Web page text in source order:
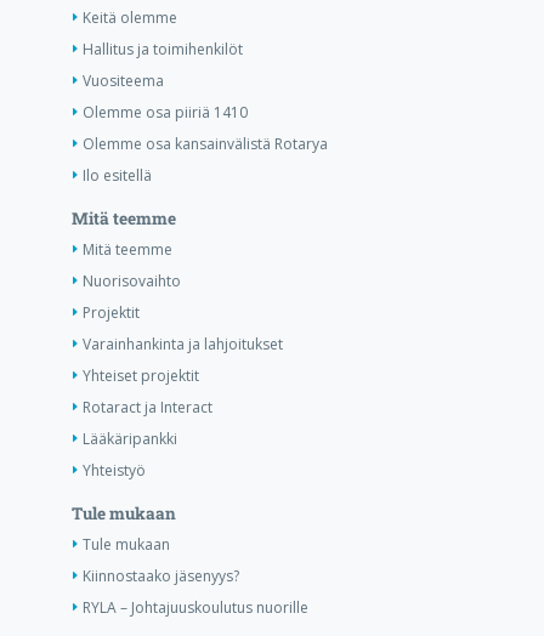
Keitä olemme
Hallitus ja toimihenkilöt
Vuositeema
Olemme osa piiriä 1410
Olemme osa kansainvälistä Rotarya
Ilo esitellä
Mitä teemme
Mitä teemme
Nuorisovaihto
Projektit
Varainhankinta ja lahjoitukset
Yhteiset projektit
Rotaract ja Interact
Lääkäripankki
Yhteistyö
Tule mukaan
Tule mukaan
Kiinnostaako jäsenyys?
RYLA – Johtajuuskoulutus nuorille